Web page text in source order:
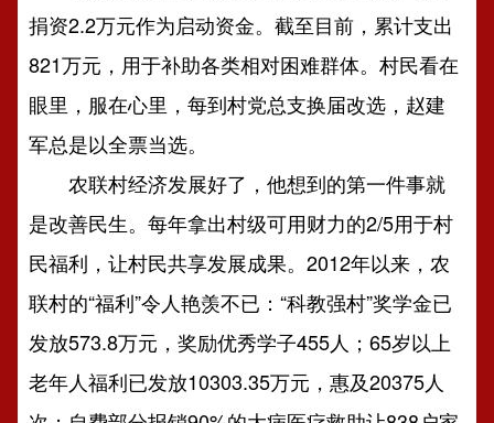
捐资2.2万元作为启动资金。截至目前，累计支出
821万元，用于补助各类相对困难群体。村民看在
眼里，服在心里，每到村党总支换届改选，赵建
军总是以全票当选。
农联村经济发展好了，他想到的第一件事就
是改善民生。每年拿出村级可用财力的2/5用于村
民福利，让村民共享发展成果。2012年以来，农
联村的“福利”令人艳羡不已：“科教强村”奖学金已
发放573.8万元，奖励优秀学子455人；65岁以上
老年人福利已发放10303.35万元，惠及20375人